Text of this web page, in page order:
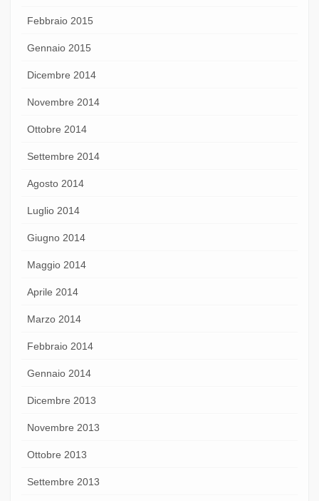
Febbraio 2015
Gennaio 2015
Dicembre 2014
Novembre 2014
Ottobre 2014
Settembre 2014
Agosto 2014
Luglio 2014
Giugno 2014
Maggio 2014
Aprile 2014
Marzo 2014
Febbraio 2014
Gennaio 2014
Dicembre 2013
Novembre 2013
Ottobre 2013
Settembre 2013